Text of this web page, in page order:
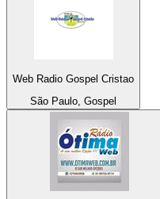
Web Radio Gospel Cristao
São Paulo, Gospel